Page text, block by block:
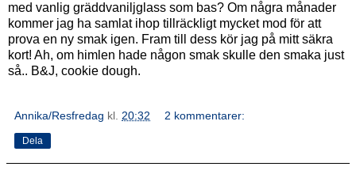
med vanlig gräddvaniljglass som bas? Om några månader
kommer jag ha samlat ihop tillräckligt mycket mod för att
prova en ny smak igen. Fram till dess kör jag på mitt säkra
kort! Ah, om himlen hade någon smak skulle den smaka just
så.. B&J, cookie dough.
Annika/Resfredag kl. 20:32 2 kommentarer:
Dela